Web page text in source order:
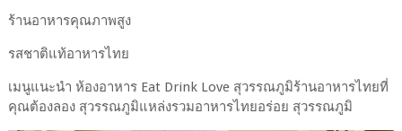
ร้านอาหารคุณภาพสูง
รสชาติแท้อาหารไทย
เมนูแนะนำ ห้องอาหาร Eat Drink Love สุวรรณภูมิร้านอาหารไทยที่
คุณต้องลอง สุวรรณภูมิแหล่งรวมอาหารไทยอร่อย สุวรรณภูมิ